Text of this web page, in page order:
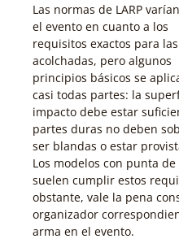
Las normas de LARP
el evento en cuanto a los
requisitos exactos para
acolchadas, pero algunos
principios básicos se
casi todas partes: la
impacto debe estar
partes duras no deben
ser blandas o estar
Los modelos con punta
suelen cumplir estos
obstante, vale la pena
organizador
arma en el evento.